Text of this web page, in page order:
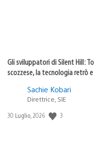
Gli sviluppatori di Silent Hill:
scozzese, la tecnologia retrò
Sachie Kobari
Direttrice, SIE
Data
30 Luglio, 2026 3